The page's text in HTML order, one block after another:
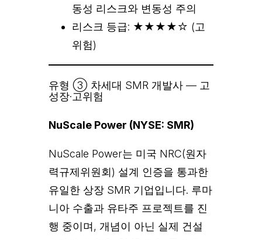
동성 리스크와 변동성 주의
리스크 등급: ★★★★☆ (고
위험)
유형 ③ 차세대 SMR 개발사 — 고
성장·고위험
NuScale Power (NYSE: SMR)
NuScale Power는 미국 NRC(원자
력규제위원회) 설계 인증을 통과한
유일한 상장 SMR 기업입니다. 루마
니아 수출과 유타주 프로젝트를 진
행 중이며, 개념이 아닌 실제 건설